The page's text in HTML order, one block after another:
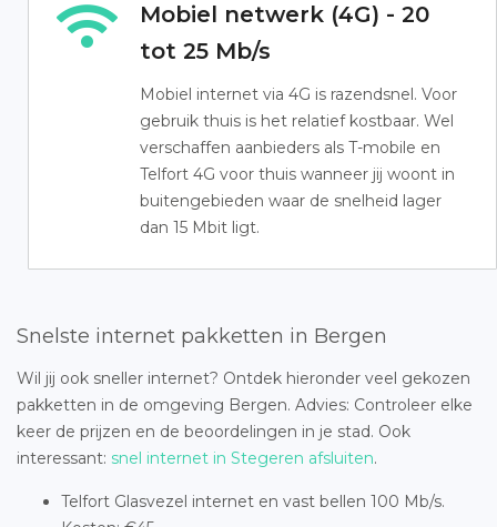
Mobiel netwerk (4G) - 20
tot 25 Mb/s
Mobiel internet via 4G is razendsnel. Voor
gebruik thuis is het relatief kostbaar. Wel
verschaffen aanbieders als T-mobile en
Telfort 4G voor thuis wanneer jij woont in
buitengebieden waar de snelheid lager
dan 15 Mbit ligt.
Snelste internet pakketten in Bergen
Wil jij ook sneller internet? Ontdek hieronder veel gekozen
pakketten in de omgeving Bergen. Advies: Controleer elke
keer de prijzen en de beoordelingen in je stad. Ook
interessant: snel internet in Stegeren afsluiten.
Telfort Glasvezel internet en vast bellen 100 Mb/s.